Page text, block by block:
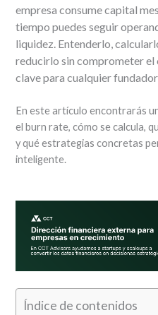
empresa consume capital
tiempo puedes seguir
liquidez. Entenderlo,
reducirlo sin comprometer el
clave para cualquier
En este artículo encontrarás
el burn rate, cómo se calcula,
y qué estrategias concretas
inteligente.
Índice de contenidos